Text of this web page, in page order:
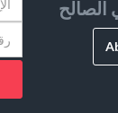
الصالح